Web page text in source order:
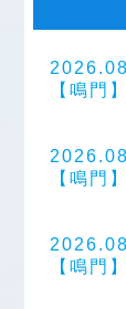
【鳴門
【鳴門
【鳴門